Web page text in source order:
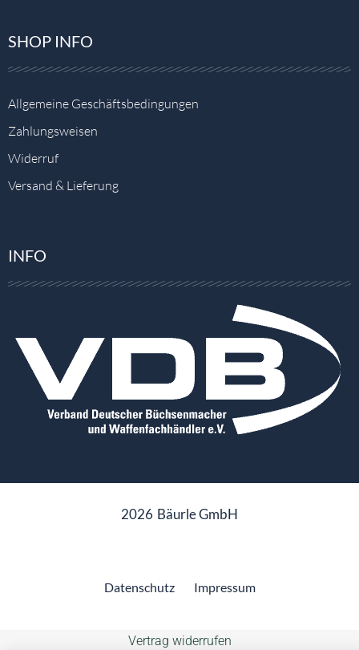
SHOP INFO
Allgemeine Geschäftsbedingungen
Zahlungsweisen
Widerruf
Versand & Lieferung
INFO
2026 Bäurle GmbH
Datenschutz Impressum
Vertrag widerrufen